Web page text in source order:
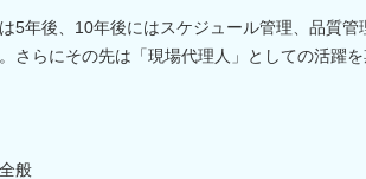
5年後、10年後にはスケジュール管理、品質管
さらにその先は「現場代理人」としての活躍を
般